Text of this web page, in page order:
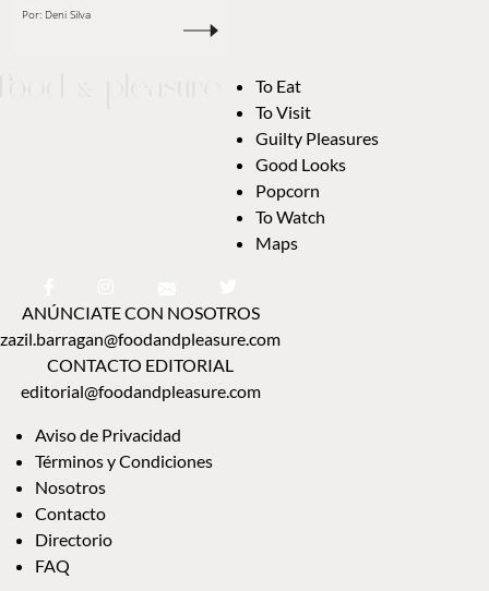
Por: Deni Silva
To Eat
To Visit
Guilty Pleasures
Good Looks
Popcorn
To Watch
Maps
ANÚNCIATE CON NOSOTROS
zazil.barragan@foodandpleasure.com
CONTACTO EDITORIAL
editorial@foodandpleasure.com
Aviso de Privacidad
Términos y Condiciones
Nosotros
Contacto
Directorio
FAQ